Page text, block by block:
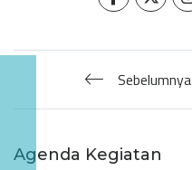
Sebelumnya
Agenda Kegiatan